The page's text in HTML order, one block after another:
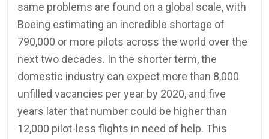
same problems are found on a global scale, with
Boeing estimating an incredible shortage of
790,000 or more pilots across the world over the
next two decades. In the shorter term, the
domestic industry can expect more than 8,000
unfilled vacancies per year by 2020, and five
years later that number could be higher than
12,000 pilot-less flights in need of help. This